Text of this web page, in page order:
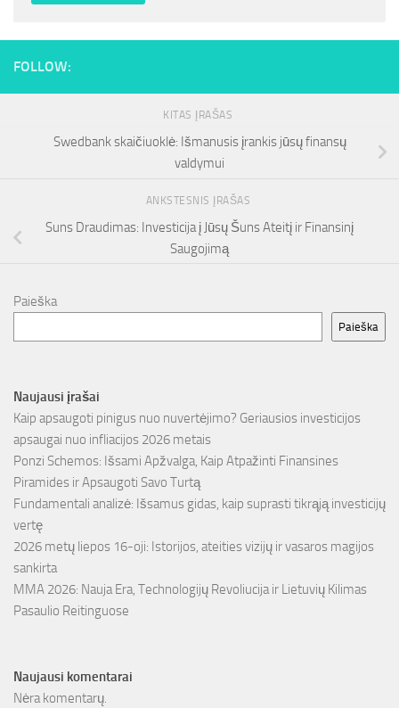
FOLLOW:
KITAS ĮRAŠAS
Swedbank skaičiuoklė: Išmanusis įrankis jūsų finansų
valdymui
ANKSTESNIS ĮRAŠAS
Suns Draudimas: Investicija į Jūsų Šuns Ateitį ir Finansinį
Saugojimą
Paieška
Paieška
Naujausi įrašai
Kaip apsaugoti pinigus nuo nuvertėjimo? Geriausios investicijos
apsaugai nuo infliacijos 2026 metais
Ponzi Schemos: Išsami Apžvalga, Kaip Atpažinti Finansines
Piramides ir Apsaugoti Savo Turtą
Fundamentali analizė: Išsamus gidas, kaip suprasti tikrąją investicijų
vertę
2026 metų liepos 16-oji: Istorijos, ateities vizijų ir vasaros magijos
sankirta
MMA 2026: Nauja Era, Technologijų Revoliucija ir Lietuvių Kilimas
Pasaulio Reitinguose
Naujausi komentarai
Nėra komentarų.